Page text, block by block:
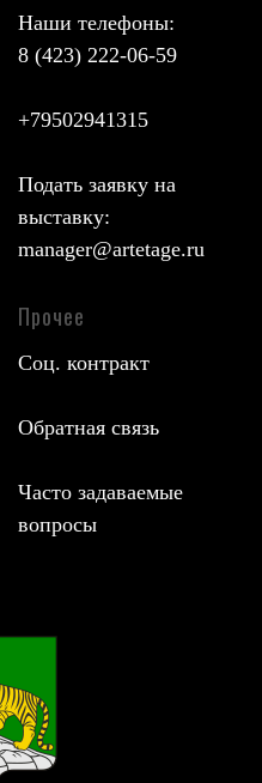
Наши телефоны:
8 (423) 222-06-59
+79502941315
Подать заявку на
выставку:
manager@artetage.ru
Прочее
Соц. контракт
Обратная связь
Часто задаваемые
вопросы